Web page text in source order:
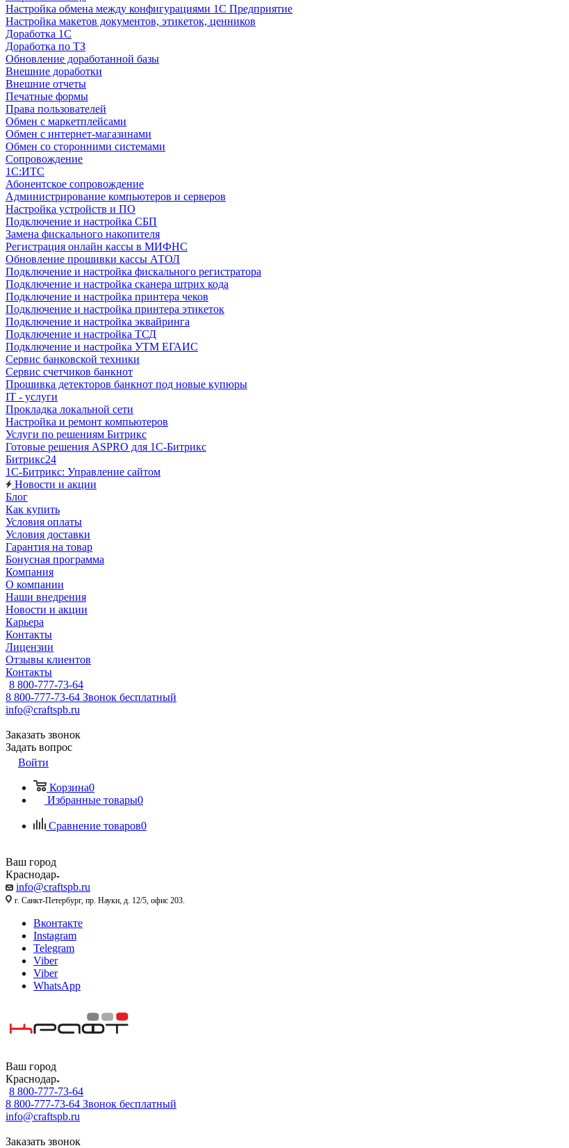
Настройка обмена между конфигурациями 1С Предприятие
Настройка макетов документов, этикеток, ценников
Доработка 1С
Доработка по ТЗ
Обновление доработанной базы
Внешние доработки
Внешние отчеты
Печатные формы
Права пользователей
Обмен с маркетплейсами
Обмен с интернет-магазинами
Обмен со сторонними системами
Сопровождение
1C:ИТС
Абонентское сопровождение
Администрирование компьютеров и серверов
Настройка устройств и ПО
Подключение и настройка СБП
Замена фискального накопителя
Регистрация онлайн кассы в МИФНС
Обновление прошивки кассы АТОЛ
Подключение и настройка фискального регистратора
Подключение и настройка сканера штрих кода
Подключение и настройка принтера чеков
Подключение и настройка принтера этикеток
Подключение и настройка эквайринга
Подключение и настройка ТСД
Подключение и настройка УТМ ЕГАИС
Сервис банковской техники
Сервис счетчиков банкнот
Прошивка детекторов банкнот под новые купюры
IT - услуги
Прокладка локальной сети
Настройка и ремонт компьютеров
Услуги по решениям Битрикс
Готовые решения ASPRO для 1С-Битрикс
Битрикс24
1С-Битрикс: Управление сайтом
Новости и акции
Блог
Как купить
Условия оплаты
Условия доставки
Гарантия на товар
Бонусная программа
Компания
О компании
Наши внедрения
Новости и акции
Карьера
Контакты
Лицензии
Отзывы клиентов
Контакты
8 800-777-73-64
8 800-777-73-64 Звонок бесплатный
info@craftspb.ru
Заказать звонок
Задать вопрос
Войти
Корзина0
Избранные товары0
Сравнение товаров0
Ваш город
Краснодар
info@craftspb.ru
г. Санкт-Петербург, пр. Науки, д. 12/5, офис 203.
Вконтакте
Instagram
Telegram
Viber
Viber
WhatsApp
Ваш город
Краснодар
8 800-777-73-64
8 800-777-73-64 Звонок бесплатный
info@craftspb.ru
Заказать звонок